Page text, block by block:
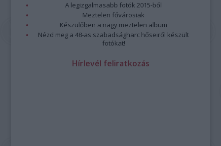
A legizgalmasabb fotók 2015-ből
Meztelen fővárosiak
Készülőben a nagy meztelen album
Nézd meg a 48-as szabadságharc hőseiről készült
fotókat!
Hírlevél feliratkozás